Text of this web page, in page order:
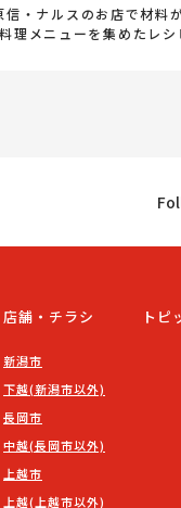
信・ナルスのお店で材料
理メニューを集めたレシ
店舗・チラシ
新潟市
下越(新潟市以外)
長岡市
中越(長岡市以外)
上越市
上越(上越市以外)
トピ